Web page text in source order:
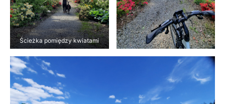
Ścieżka pomiędzy kwiatami